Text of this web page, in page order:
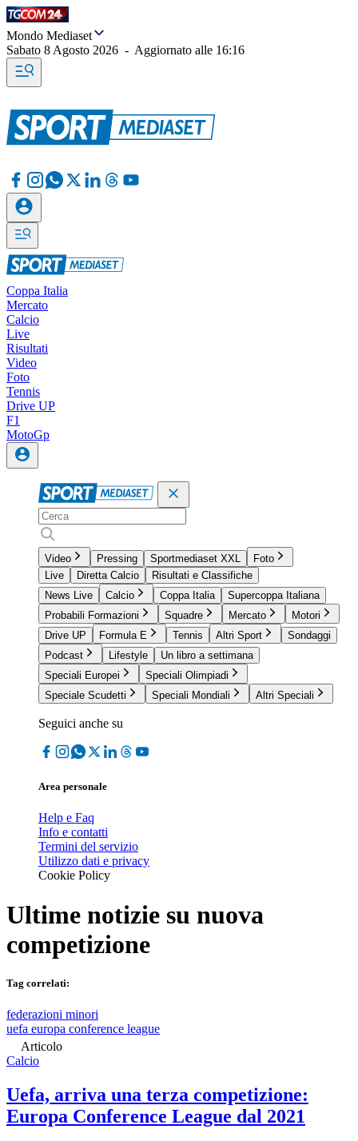
Mondo Mediaset
Sabato 8 Agosto 2026 - Aggiornato alle 16:16
Coppa Italia
Mercato
Calcio
Live
Risultati
Video
Foto
Tennis
Drive UP
F1
MotoGp
Video Pressing Sportmediaset XXL
Foto
Live
Diretta Calcio
Risultati e Classifiche
News Live
Calcio Coppa Italia
Supercoppa Italiana
Probabili Formazioni
Squadre Mercato
Motori
Drive UP
Formula E Tennis Altri Sport
Sondaggi
Podcast
Lifestyle
Un libro a settimana
Speciali Europei
Speciali Olimpiadi
Speciale Scudetti
Speciali Mondiali Altri Speciali
Seguici anche su
Area personale
Help e Faq
Info e contatti
Termini del servizio
Utilizzo dati e privacy
Cookie Policy
Ultime notizie su nuova
competizione
Tag correlati:
federazioni minori
uefa europa conference league
Articolo
Calcio
Uefa, arriva una terza competizione:
Europa Conference League dal 2021